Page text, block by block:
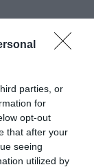
parties, or
for
opt-out
that after your
seeing
utilized by